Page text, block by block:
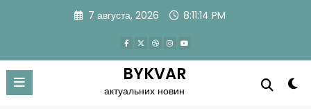
7 августа, 2026 8:11:15 PM
BYKVAR
актуальних новин